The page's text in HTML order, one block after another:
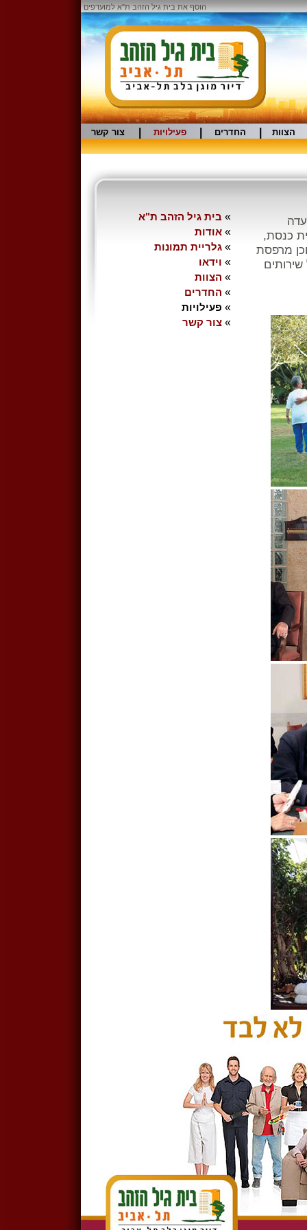
הוסף את בית גיל הזהב ת"א למועדפים
הצוות החדרים פעילויות צור קשר
כנסת,
מרפסת
» בית גיל הזהב ת"א
» אודות
» גלריית תמונות
» וידאו
» הצוות
» החדרים
» פעילויות
» צור קשר